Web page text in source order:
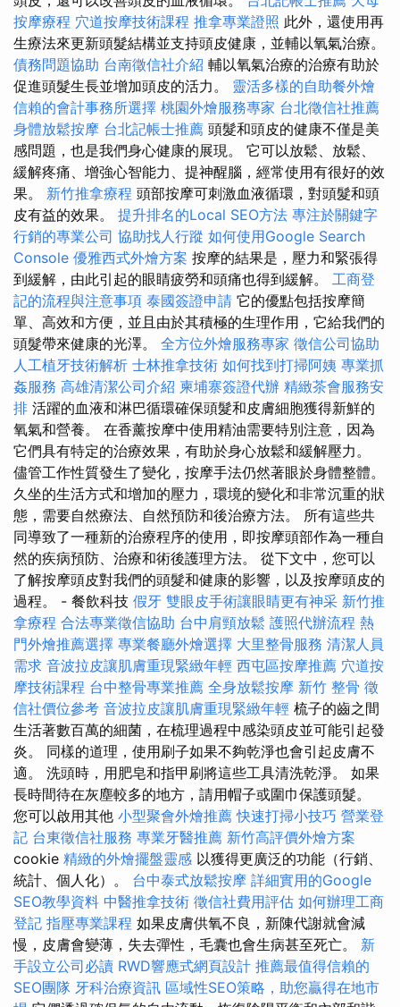
按摩療程 穴道按摩技術課程 推拿專業證照 此外，還使用再
生療法來更新頭髮結構並支持頭皮健康，並輔以氧氣治療。
債務問題協助 台南徵信社介紹 輔以氧氣治療的治療有助於
促進頭髮生長並增加頭皮的活力。 靈活多樣的自助餐外燴
信賴的會計事務所選擇 桃園外燴服務專家 台北徵信社推薦
身體放鬆按摩 台北記帳士推薦 頭髮和頭皮的健康不僅是美
感問題，也是我們身心健康的展現。 它可以放鬆、放鬆、
緩解疼痛、增強心智能力、提神醒腦，經常使用有很好的效
果。 新竹推拿療程 頭部按摩可刺激血液循環，對頭髮和頭
皮有益的效果。 提升排名的Local SEO方法 專注於關鍵字
行銷的專業公司 協助找人行蹤 如何使用Google Search
Console 優雅西式外燴方案 按摩的結果是，壓力和緊張得
到緩解，由此引起的眼睛疲勞和頭痛也得到緩解。 工商登
記的流程與注意事項 泰國簽證申請 它的優點包括按摩簡
單、高效和方便，並且由於其積極的生理作用，它給我們的
頭髮帶來健康的光澤。 全方位外燴服務專家 徵信公司協助
人工植牙技術解析 士林推拿技術 如何找到打掃阿姨 專業抓
姦服務 高雄清潔公司介紹 柬埔寨簽證代辦 精緻茶會服務安
排 活躍的血液和淋巴循環確保頭髮和皮膚細胞獲得新鮮的
氧氣和營養。 在香薰按摩中使用精油需要特別注意，因為
它們具有特定的治療效果，有助於身心放鬆和緩解壓力。
儘管工作性質發生了變化，按摩手法仍然著眼於身體整體。
久坐的生活方式和增加的壓力，環境的變化和非常沉重的狀
態，需要自然療法、自然預防和後治療方法。 所有這些共
同導致了一種新的治療程序的使用，即按摩頭部作為一種自
然的疾病預防、治療和術後護理方法。 從下文中，您可以
了解按摩頭皮對我們的頭髮和健康的影響，以及按摩頭皮的
過程。 - 餐飲科技 假牙 雙眼皮手術讓眼睛更有神采 新竹推
拿療程 合法專業徵信協助 台中肩頸放鬆 護照代辦流程 熱
門外燴推薦選擇 專業餐廳外燴選擇 大里整骨服務 清潔人員
需求 音波拉皮讓肌膚重現緊緻年輕 西屯區按摩推薦 穴道按
摩技術課程 台中整骨專業推薦 全身放鬆按摩 新竹 整骨 徵
信社價位參考 音波拉皮讓肌膚重現緊緻年輕 梳子的齒之間
生活著數百萬的細菌，在梳理過程中感染頭皮並可能引起發
炎。 同樣的道理，使用刷子如果不夠乾淨也會引起皮膚不
適。 洗頭時，用肥皂和指甲刷將這些工具清洗乾淨。 如果
長時間待在灰塵較多的地方，請用帽子或圍巾保護頭髮。
您可以啟用其他 小型聚會外燴推薦 快速打掃小技巧 營業登
記 台東徵信社服務 專業牙醫推薦 新竹高評價外燴方案
cookie 精緻的外燴擺盤靈感 以獲得更廣泛的功能（行銷、
統計、個人化）。 台中泰式放鬆按摩 詳細實用的Google
SEO教學資料 中醫推拿技術 徵信社費用評估 如何辦理工商
登記 指壓專業課程 如果皮膚供氧不良，新陳代謝就會減
慢，皮膚會變薄，失去彈性，毛囊也會生病甚至死亡。 新
手設立公司必讀 RWD響應式網頁設計 推薦最值得信賴的
SEO團隊 牙科治療資訊 區域性SEO策略，助您贏得在地市